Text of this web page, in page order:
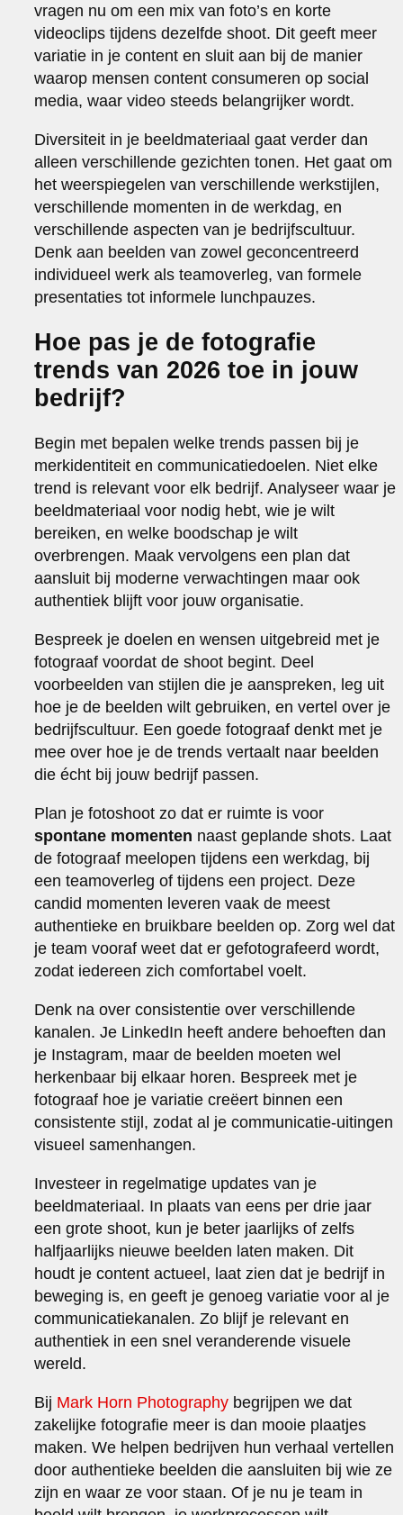
vragen nu om een mix van foto’s en korte
videoclips tijdens dezelfde shoot. Dit geeft meer
variatie in je content en sluit aan bij de manier
waarop mensen content consumeren op social
media, waar video steeds belangrijker wordt.
Diversiteit in je beeldmateriaal gaat verder dan
alleen verschillende gezichten tonen. Het gaat om
het weerspiegelen van verschillende werkstijlen,
verschillende momenten in de werkdag, en
verschillende aspecten van je bedrijfscultuur.
Denk aan beelden van zowel geconcentreerd
individueel werk als teamoverleg, van formele
presentaties tot informele lunchpauzes.
Hoe pas je de fotografie
trends van 2026 toe in jouw
bedrijf?
Begin met bepalen welke trends passen bij je
merkidentiteit en communicatiedoelen. Niet elke
trend is relevant voor elk bedrijf. Analyseer waar je
beeldmateriaal voor nodig hebt, wie je wilt
bereiken, en welke boodschap je wilt
overbrengen. Maak vervolgens een plan dat
aansluit bij moderne verwachtingen maar ook
authentiek blijft voor jouw organisatie.
Bespreek je doelen en wensen uitgebreid met je
fotograaf voordat de shoot begint. Deel
voorbeelden van stijlen die je aanspreken, leg uit
hoe je de beelden wilt gebruiken, en vertel over je
bedrijfscultuur. Een goede fotograaf denkt met je
mee over hoe je de trends vertaalt naar beelden
die écht bij jouw bedrijf passen.
Plan je fotoshoot zo dat er ruimte is voor
spontane momenten naast geplande shots. Laat
de fotograaf meelopen tijdens een werkdag, bij
een teamoverleg of tijdens een project. Deze
candid momenten leveren vaak de meest
authentieke en bruikbare beelden op. Zorg wel dat
je team vooraf weet dat er gefotografeerd wordt,
zodat iedereen zich comfortabel voelt.
Denk na over consistentie over verschillende
kanalen. Je LinkedIn heeft andere behoeften dan
je Instagram, maar de beelden moeten wel
herkenbaar bij elkaar horen. Bespreek met je
fotograaf hoe je variatie creëert binnen een
consistente stijl, zodat al je communicatie-uitingen
visueel samenhangen.
Investeer in regelmatige updates van je
beeldmateriaal. In plaats van eens per drie jaar
een grote shoot, kun je beter jaarlijks of zelfs
halfjaarlijks nieuwe beelden laten maken. Dit
houdt je content actueel, laat zien dat je bedrijf in
beweging is, en geeft je genoeg variatie voor al je
communicatiekanalen. Zo blijf je relevant en
authentiek in een snel veranderende visuele
wereld.
Bij Mark Horn Photography begrijpen we dat
zakelijke fotografie meer is dan mooie plaatjes
maken. We helpen bedrijven hun verhaal vertellen
door authentieke beelden die aansluiten bij wie ze
zijn en waar ze voor staan. Of je nu je team in